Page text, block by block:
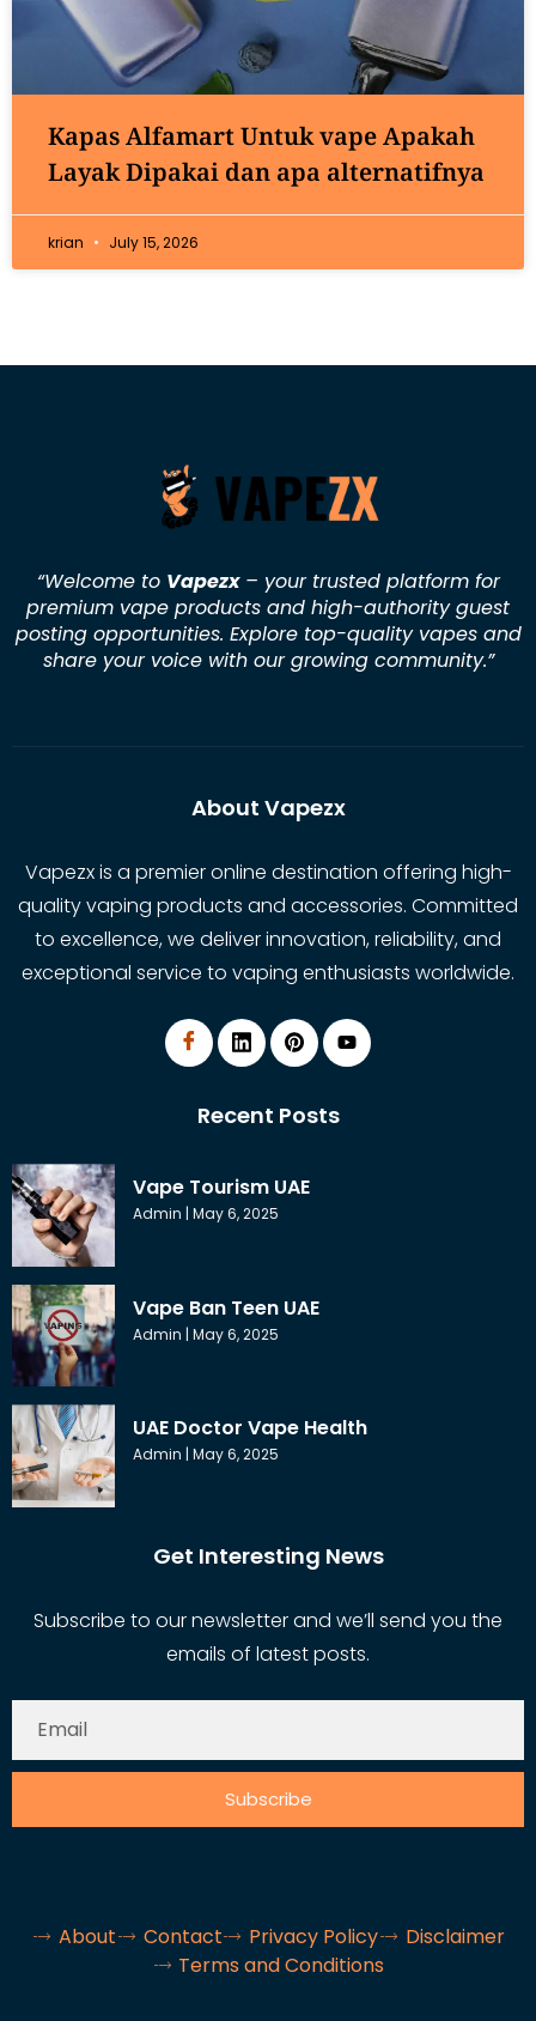
Kapas Alfamart Untuk vape Apakah
Layak Dipakai dan apa alternatifnya
krian July 15, 2026
“Welcome to Vapezx– your trusted platform for
premium vape products and high-authority guest
posting opportunities. Explore top-quality vapes and
share your voice with our growing community.”
About Vapezx
Vapezx is a premier online destination offering high-
quality vaping products and accessories. Committed
to excellence, we deliver innovation, reliability, and
exceptional service to vaping enthusiasts worldwide.
Recent Posts
Vape Tourism UAE
Admin May 6, 2025
Vape Ban Teen UAE
Admin May 6, 2025
UAE Doctor Vape Health
Admin May 6, 2025
Get Interesting News
Subscribe to our newsletter and we’ll send you the
emails of latest posts.
Subscribe
About Contact Privacy Policy
Disclaimer
Terms and Conditions